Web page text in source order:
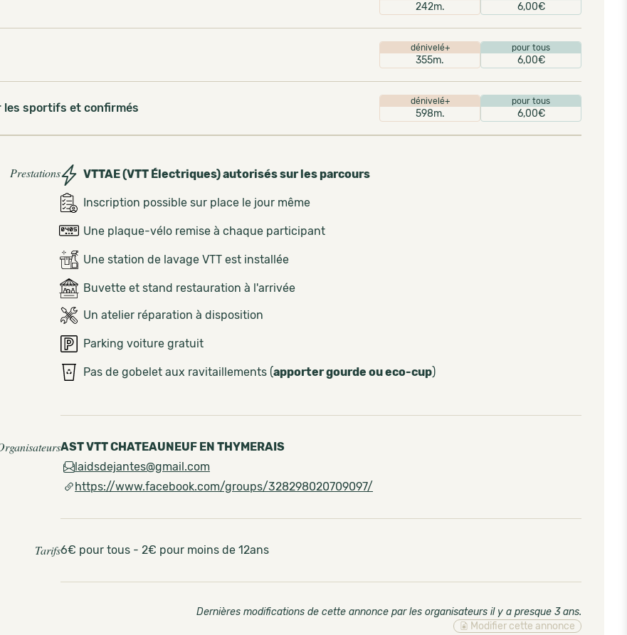
242m. 6,00€
dénivelé+
355m.
pour tous
6,00€
les sportifs et confirmés dénivelé+
598m.
pour tous
6,00€
Prestations VTTAE (VTT Électriques) autorisés sur les parcours
Inscription possible sur place le jour même
Une plaque-vélo remise à chaque participant
Une station de lavage VTT est installée
Buvette et stand restauration à l'arrivée
Un atelier réparation à disposition
Parking voiture gratuit
Pas de gobelet aux ravitaillements (apporter gourde ou eco-cup)
AST VTT CHATEAUNEUF EN THYMERAIS
laidsdejantes@gmail.com
https://www.facebook.com/groups/328298020709097/
Tarifs6€ pour tous - 2€ pour moins de 12ans
Dernières modifications de cette annonce par les organisateurs il y a presque 3 ans.
Modifier cette annonce